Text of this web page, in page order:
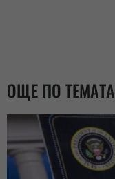
ОЩЕ ПО ТЕМАТА